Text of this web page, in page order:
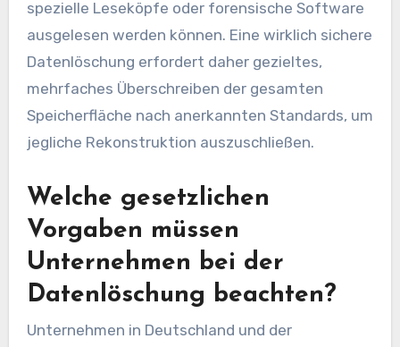
spezielle Leseköpfe oder forensische Software
ausgelesen werden können. Eine wirklich sichere
Datenlöschung erfordert daher gezieltes,
mehrfaches Überschreiben der gesamten
Speicherfläche nach anerkannten Standards, um
jegliche Rekonstruktion auszuschließen.
Welche gesetzlichen
Vorgaben müssen
Unternehmen bei der
Datenlöschung beachten?
Unternehmen in Deutschland und der